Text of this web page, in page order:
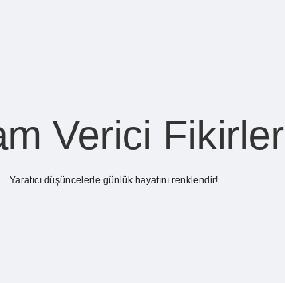
Verici Fikirler
Yaratıcı düşüncelerle günlük hayatını renklendir!